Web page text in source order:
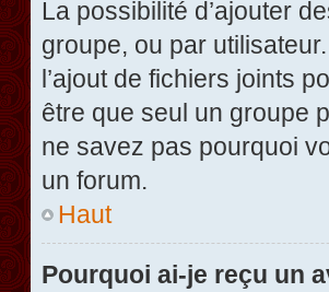
La possibilité d’ajouter
groupe, ou par
l’ajout de fichiers joints
être que seul un groupe
ne savez pas pourquoi
un forum.
Haut
Pourquoi ai-je reçu un